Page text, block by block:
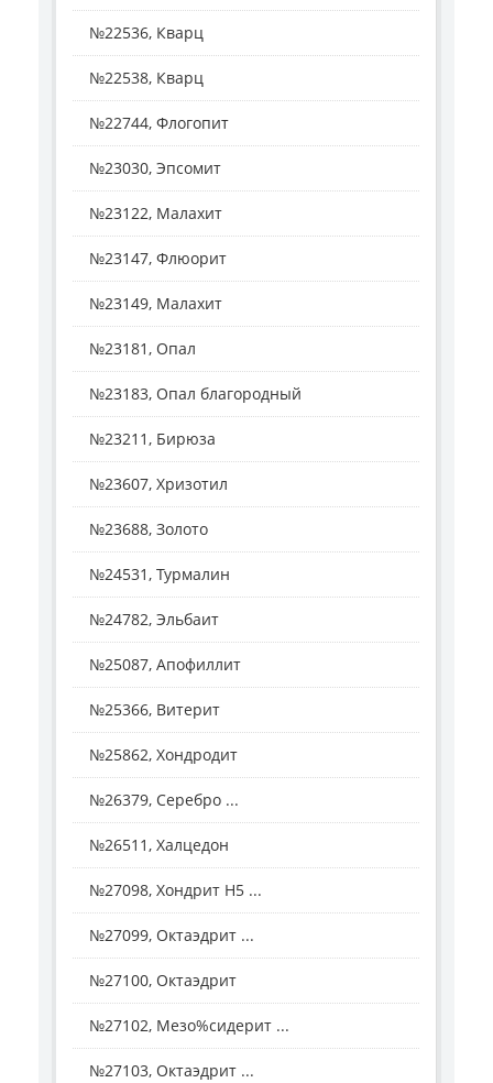
№22536, Кварц
№22538, Кварц
№22744, Флогопит
№23030, Эпсомит
№23122, Малахит
№23147, Флюорит
№23149, Малахит
№23181, Опал
№23183, Опал благородный
№23211, Бирюза
№23607, Хризотил
№23688, Золото
№24531, Турмалин
№24782, Эльбаит
№25087, Апофиллит
№25366, Витерит
№25862, Хондродит
№26379, Серебро ...
№26511, Халцедон
№27098, Хондрит H5 ...
№27099, Октаэдрит ...
№27100, Октаэдрит
№27102, Мезо%сидерит ...
№27103, Октаэдрит ...